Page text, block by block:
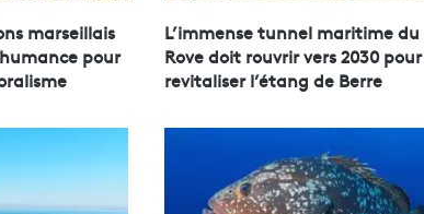
marseillais
pour
L’immense tunnel maritime du
Rove doit rouvrir vers 2030 pour
revitaliser l’étang de Berre